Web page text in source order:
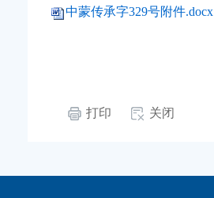
中蒙传承字329号附件.docx
打印 关闭